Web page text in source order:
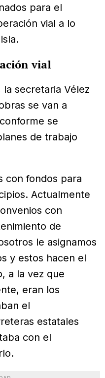
para el
vial a lo
vial
secretaria Vélez
se van a
se
de trabajo
con fondos para
Actualmente
con
de
le asignamos
y estos hacen el
a la vez que
eran los
el
estatales
con el